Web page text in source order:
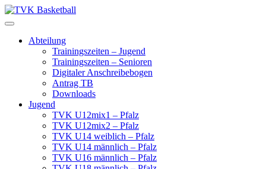
Skip
to
Abteilung
Trainingszeiten – Jugend
Trainingszeiten – Senioren
Digitaler Anschreibebogen
Antrag TB
Downloads
Jugend
TVK U12mix1 – Pfalz
TVK U12mix2 – Pfalz
TVK U14 weiblich – Pfalz
TVK U14 männlich – Pfalz
TVK U16 männlich – Pfalz